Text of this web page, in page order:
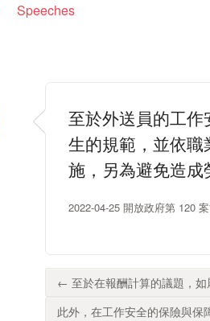
Speeches
至於外送員的工
生的規範，並依
施，另為避免造成
2022-04-25 開放政府第 120
← 至於在報酬計算的議題，
此外，在工作安全的保險與